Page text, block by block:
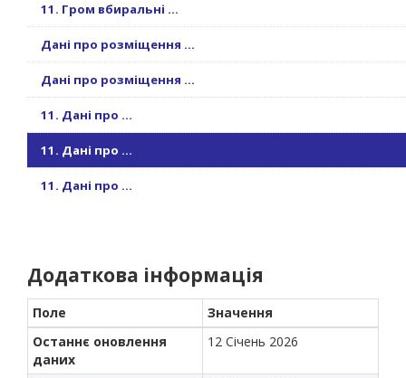
11. Гром вбиральні ...
Дані про розміщення ...
Дані про розміщення ...
11. Дані про ...
11. Дані про ...
11. Дані про ...
Додаткова інформація
Поле
Значення
Останнє оновлення
даних
12 Січень 2026